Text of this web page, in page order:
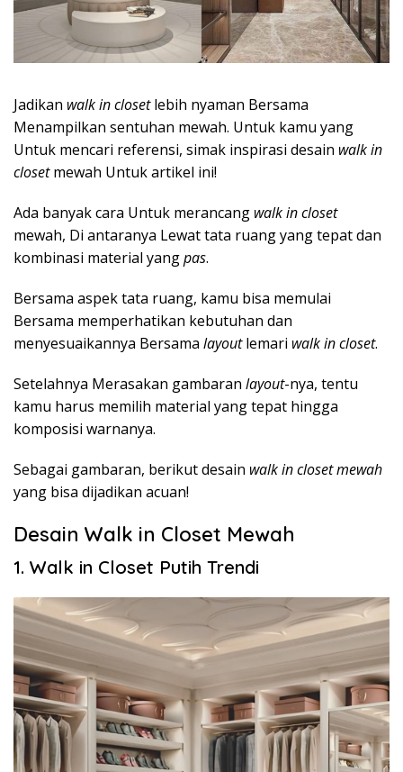
Jadikan walk in closetlebih nyaman Bersama
Menampilkan sentuhan mewah. Untuk kamu yang
Untuk mencari referensi, simak inspirasi desain walk in
closetmewah Untuk artikel ini!
Ada banyak cara Untuk merancang walk in closet
mewah, Di antaranya Lewat tata ruang yang tepat dan
kombinasi material yangpas.
Bersama aspek tata ruang, kamu bisa memulai
Bersama memperhatikan kebutuhan dan
menyesuaikannya Bersama layoutlemari walk in closet.
Setelahnya Merasakan gambaran layout-nya, tentu
kamu harus memilih material yang tepat hingga
komposisi warnanya.
Sebagai gambaran, berikut desain walk in closet mewah
yang bisa dijadikan acuan!
Desain Walk in Closet Mewah
1. Walk in Closet Putih Trendi